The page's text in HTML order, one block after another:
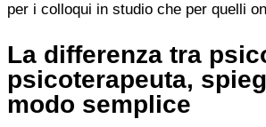
per i colloqui in studio che per quelli
La differenza tra
psicoterapeuta,
modo semplice